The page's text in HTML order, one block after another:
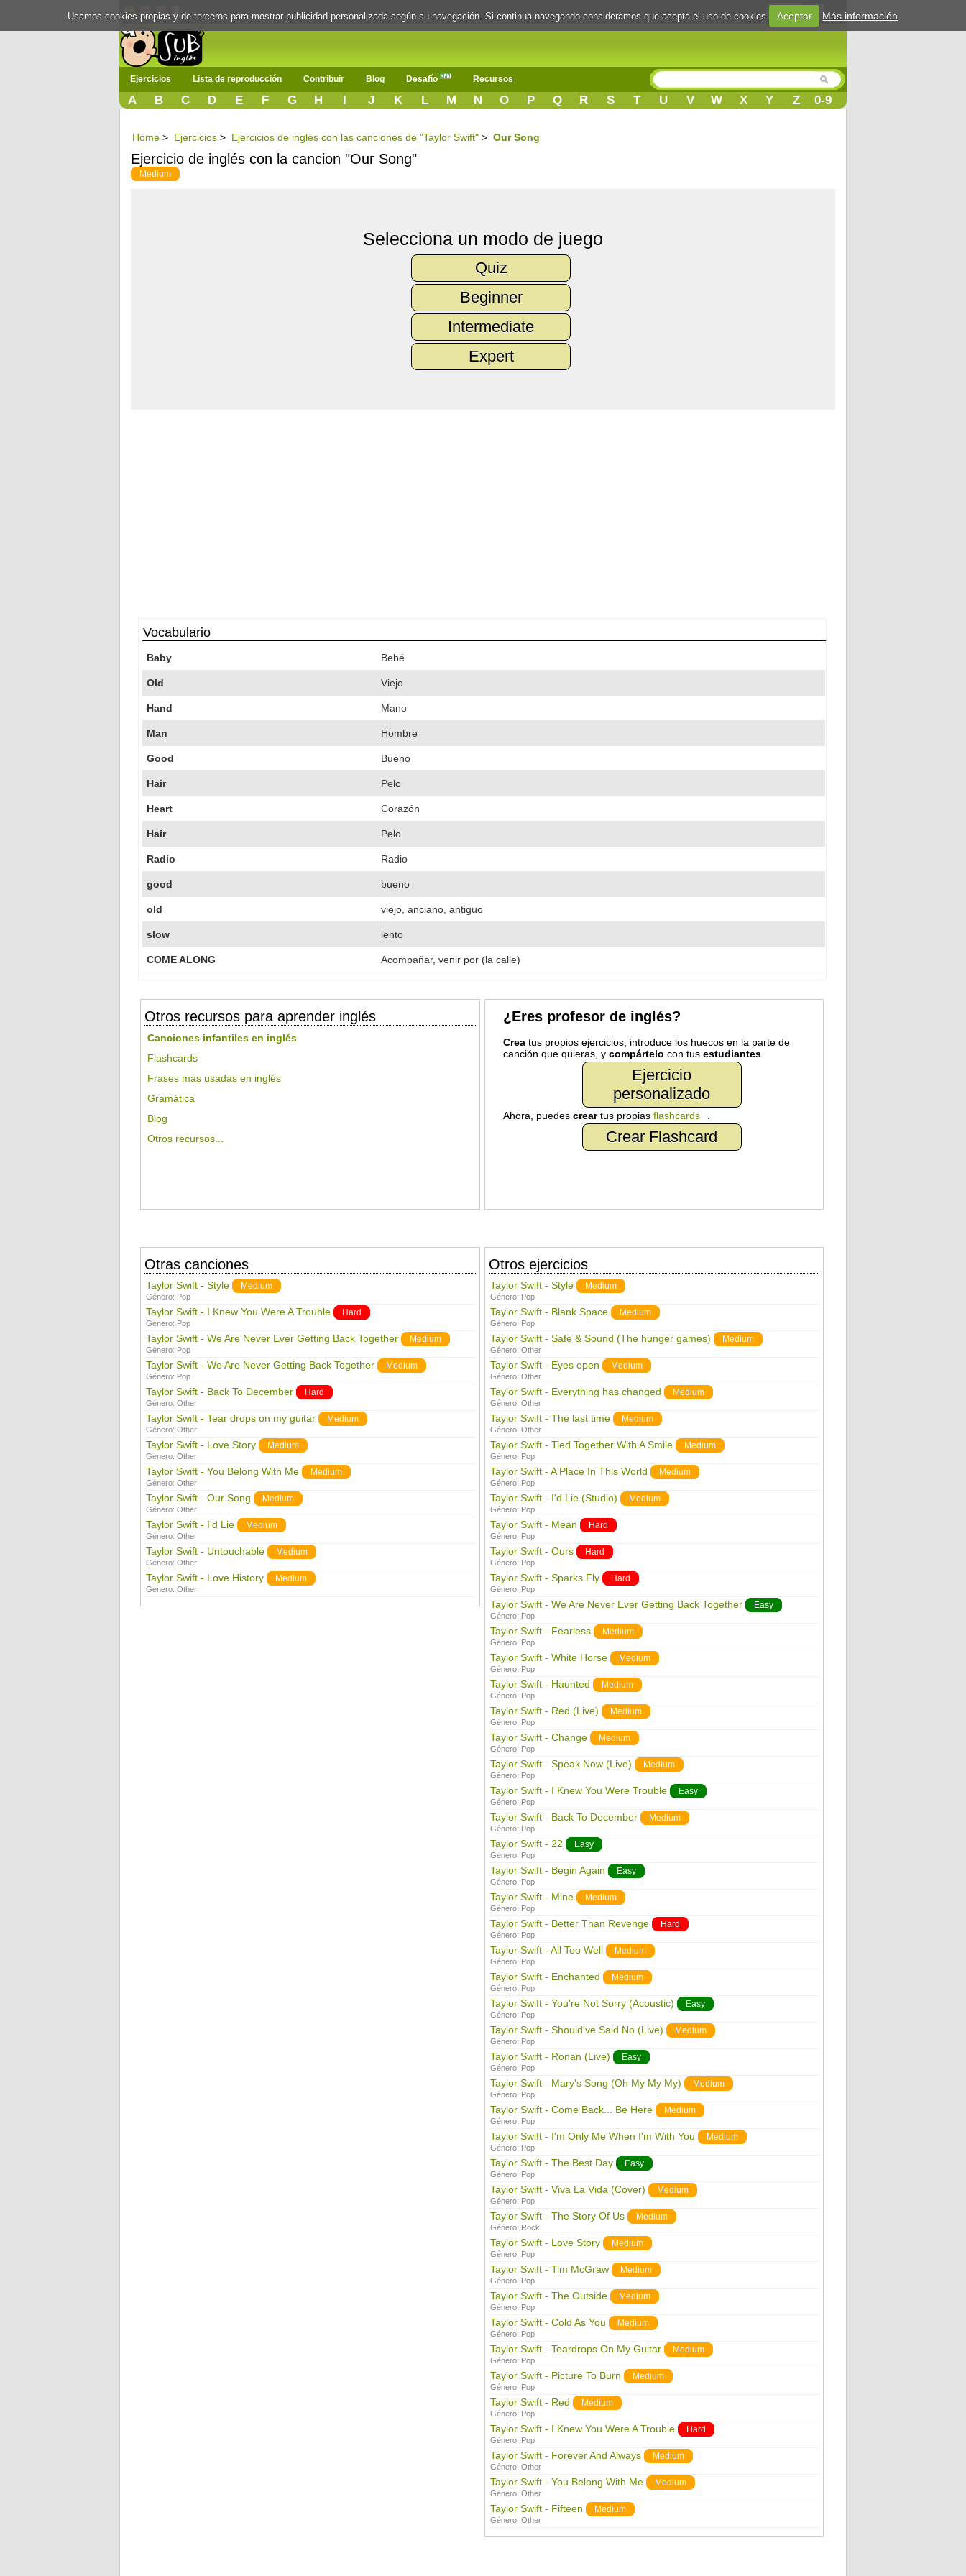
Login
Ejercicios Lista de reproducción Contribuir Blog Desafío Recursos
A B C D E F G H I J K L M N O P Q R S T U V W X Y Z 0-9
Home > Ejercicios > Ejercicios de inglés con las canciones de "Taylor Swift" > Our Song
Ejercicio de inglés con la cancion "Our Song"
Medium
Selecciona un modo de juego
Quiz
Beginner
Intermediate
Expert
Vocabulario
Baby Bebé
Old Viejo
Hand Mano
Man Hombre
Good Bueno
Hair Pelo
Heart Corazón
Hair Pelo
Radio Radio
good bueno
old viejo, anciano, antiguo
slow lento
COME ALONG Acompañar, venir por (la calle)
Otros recursos para aprender inglés
Canciones infantiles en inglés
Flashcards
Frases más usadas en inglés
Gramática
Blog
Otros recursos...
¿Eres profesor de inglés?
Creatus propios ejercicios, introduce los huecos en la parte de
canción que quieras, y compártelo con tus estudiantes
Ejercicio
personalizado
Ahora, puedes creartus propias flashcards
Crear Flashcard
Otras canciones
Taylor Swift - Style Medium
Género: Pop
Taylor Swift - I Knew You Were A Trouble Hard
Género: Pop
Taylor Swift - We Are Never Ever Getting Back Together Medium
Género: Pop
Taylor Swift - We Are Never Getting Back Together Medium
Género: Pop
Taylor Swift - Back To December Hard
Género: Other
Taylor Swift - Tear drops on my guitar Medium
Género: Other
Taylor Swift - Love Story Medium
Género: Other
Taylor Swift - You Belong With Me Medium
Género: Other
Taylor Swift - Our Song Medium
Género: Other
Taylor Swift - I'd Lie Medium
Género: Other
Taylor Swift - Untouchable Medium
Género: Other
Taylor Swift - Love History Medium
Género: Other
Otros ejercicios
Taylor Swift - Style Medium
Género: Pop
Taylor Swift - Blank Space Medium
Género: Pop
Taylor Swift - Safe & Sound (The hunger games) Medium
Género: Other
Taylor Swift - Eyes open Medium
Género: Other
Taylor Swift - Everything has changed Medium
Género: Other
Taylor Swift - The last time Medium
Género: Other
Taylor Swift - Tied Together With A Smile Medium
Género: Pop
Taylor Swift - A Place In This World Medium
Género: Pop
Taylor Swift - I'd Lie (Studio) Medium
Género: Pop
Taylor Swift - Mean Hard
Género: Pop
Taylor Swift - Ours Hard
Género: Pop
Taylor Swift - Sparks Fly Hard
Género: Pop
Taylor Swift - We Are Never Ever Getting Back Together Easy
Género: Pop
Taylor Swift - Fearless Medium
Género: Pop
Taylor Swift - White Horse Medium
Género: Pop
Taylor Swift - Haunted Medium
Género: Pop
Taylor Swift - Red (Live) Medium
Género: Pop
Taylor Swift - Change Medium
Género: Pop
Taylor Swift - Speak Now (Live) Medium
Género: Pop
Taylor Swift - I Knew You Were Trouble Easy
Género: Pop
Taylor Swift - Back To December Medium
Género: Pop
Taylor Swift - 22 Easy
Género: Pop
Taylor Swift - Begin Again Easy
Género: Pop
Taylor Swift - Mine Medium
Género: Pop
Taylor Swift - Better Than Revenge Hard
Género: Pop
Taylor Swift - All Too Well Medium
Género: Pop
Taylor Swift - Enchanted Medium
Género: Pop
Taylor Swift - You're Not Sorry (Acoustic) Easy
Género: Pop
Taylor Swift - Should've Said No (Live) Medium
Género: Pop
Taylor Swift - Ronan (Live) Easy
Género: Pop
Taylor Swift - Mary's Song (Oh My My My) Medium
Género: Pop
Taylor Swift - Come Back... Be Here Medium
Género: Pop
Taylor Swift - I'm Only Me When I'm With You Medium
Género: Pop
Taylor Swift - The Best Day Easy
Género: Pop
Taylor Swift - Viva La Vida (Cover) Medium
Género: Pop
Taylor Swift - The Story Of Us Medium
Género: Rock
Taylor Swift - Love Story Medium
Género: Pop
Taylor Swift - Tim McGraw Medium
Género: Pop
Taylor Swift - The Outside Medium
Género: Pop
Taylor Swift - Cold As You Medium
Género: Pop
Taylor Swift - Teardrops On My Guitar Medium
Género: Pop
Taylor Swift - Picture To Burn Medium
Género: Pop
Taylor Swift - Red Medium
Género: Pop
Taylor Swift - I Knew You Were A Trouble Hard
Género: Pop
Taylor Swift - Forever And Always Medium
Género: Other
Taylor Swift - You Belong With Me Medium
Género: Other
Taylor Swift - Fifteen Medium
Género: Other
Usamos cookies propias y de terceros para mostrar publicidad personalizada según su navegación. Si continua navegando consideramos que acepta el uso de cookies Aceptar Más información